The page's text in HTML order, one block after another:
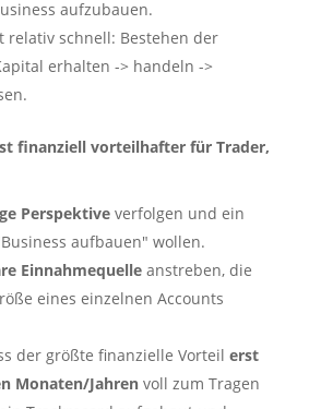
aufzubauen.
relativ schnell: Bestehen der
erhalten -> handeln ->
finanziell vorteilhafter für Trader,
Perspektiveverfolgen und ein
aufbauen" wollen.
Einnahmequelleanstreben, die
eines einzelnen Accounts
der größte finanzielle Vorteil erst
Monaten/Jahrenvoll zum Tragen